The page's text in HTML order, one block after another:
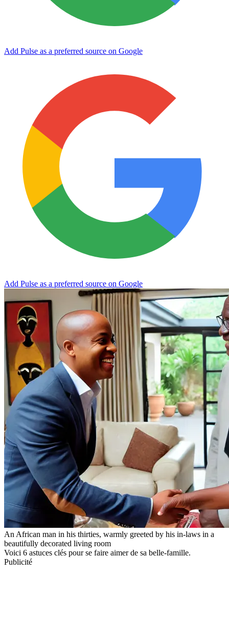
Add Pulse as a preferred source on Google
Add Pulse as a preferred source on Google
An African man in his thirties, warmly greeted by his in-laws in a
beautifully decorated living room
Voici 6 astuces clés pour se faire aimer de sa belle-famille.
Publicité